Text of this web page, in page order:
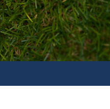
부서 및 직원소개
시설안내
시설예약
찾아오시는 길